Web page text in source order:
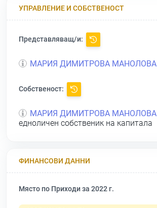
УПРАВЛЕНИЕ И СОБСТВЕНОСТ
Представляващ/и:
МАРИЯ ДИМИТРОВА МАНОЛОВА
Собственост:
МАРИЯ ДИМИТРОВА МАНОЛОВА
едноличен собственик на капитала
ФИНАНСОВИ ДАННИ
Място по Приходи за 2022 г.